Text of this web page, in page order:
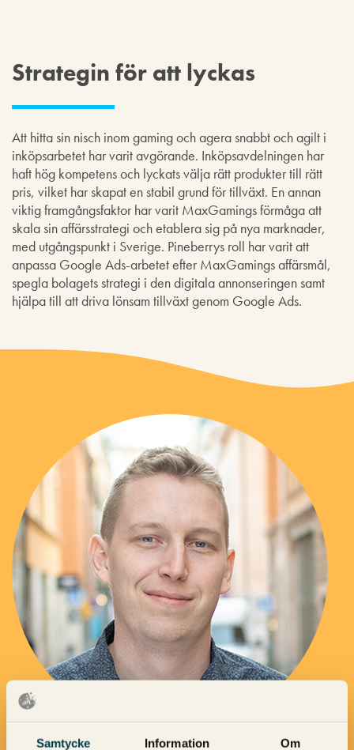
Samtycke Information Om
Strategin för att lyckas
Att hitta sin nisch inom gaming och agera snabbt och agilt i
inköpsarbetet har varit avgörande. Inköpsavdelningen har
haft hög kompetens och lyckats välja rätt produkter till rätt
pris, vilket har skapat en stabil grund för tillväxt. En annan
viktig framgångsfaktor har varit MaxGamings förmåga att
skala sin affärsstrategi och etablera sig på nya marknader,
med utgångspunkt i Sverige. Pineberrys roll har varit att
anpassa Google Ads-arbetet efter MaxGamings affärsmål,
spegla bolagets strategi i den digitala annonseringen samt
hjälpa till att driva lönsam tillväxt genom Google Ads.